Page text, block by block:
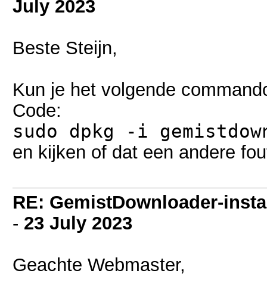
July 2023
Beste Steijn,
Kun je het volgende
Code:
sudo dpkg -i
en kijken of dat een andere
RE: GemistDownloader-
- 23 July 2023
Geachte Webmaster,